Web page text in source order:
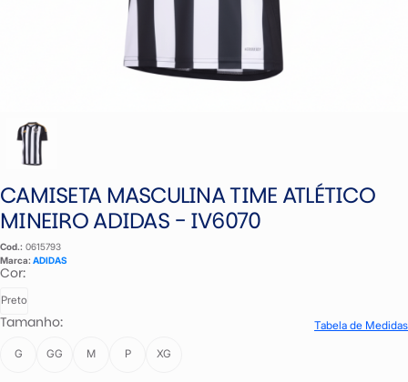
CAMISETA MASCULINA TIME ATLÉTICO
MINEIRO ADIDAS - IV6070
Cod.: 0615793
Marca: ADIDAS
Cor:
Preto
Tamanho: Tabela de Medidas
G GG M P XG